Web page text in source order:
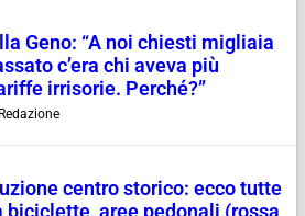
Geno: “A noi chiesti migliaia
c’era chi aveva più
irrisorie. Perché?”
Redazione
centro storico: ecco tutte
biciclette, aree pedonali (rossa